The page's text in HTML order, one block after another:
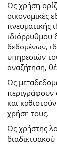
Ως χρήση
οικονομικές
πνευματικής
ιδιόρρυθμου
δεδομένων,
υπηρεσιών
αναζήτηση,
Ως
περιγράφουν
και
χρήση τους.
Ως χρήστης